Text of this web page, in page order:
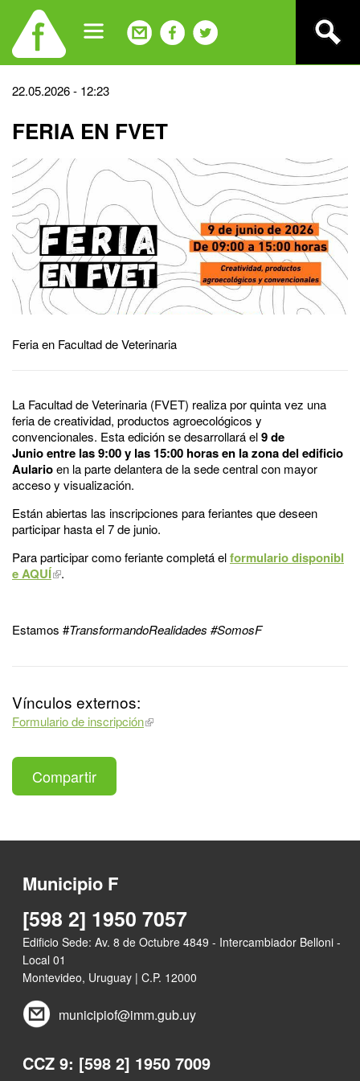
navigation
Back
top
22.05.2026 - 12:23
FERIA EN FVET
Feria en Facultad de Veterinaria
La Facultad de Veterinaria (FVET) realiza por quinta vez una
feria de creatividad, productos agroecológicos y
convencionales. Esta edición se desarrollará el9 de
Junio entre las 9:00 y las 15:00 horas en la zona del edificio
Aularioen la parte delantera de la sede central con mayor
acceso y visualización.
Están abiertas las inscripciones para feriantes que deseen
participar hasta el 7 de junio.
Para participar como feriante completá elformulario disponibl
e AQUÍ
.
Estamos #TransformandoRealidades #SomosF
Vínculos externos:
Formulario de inscripción
Compartir
Municipio F
[598 2] 1950 7057
Edificio Sede: Av. 8 de Octubre 4849 - Intercambiador Belloni -
Local 01
Montevideo, Uruguay | C.P. 12000
municipiof@imm.gub.uy
CCZ 9: [598 2] 1950 7009